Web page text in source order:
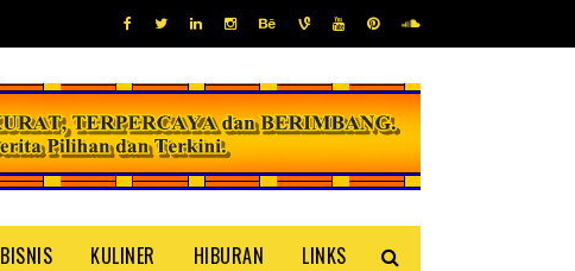
BISNIS KULINER HIBURAN LINKS